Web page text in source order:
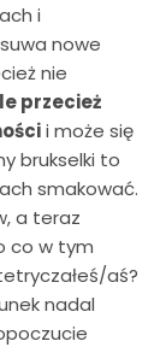
i
nowe
nie
przecież
i może się
brukselki to
smakować.
a teraz
co w tym
aś?
nadal